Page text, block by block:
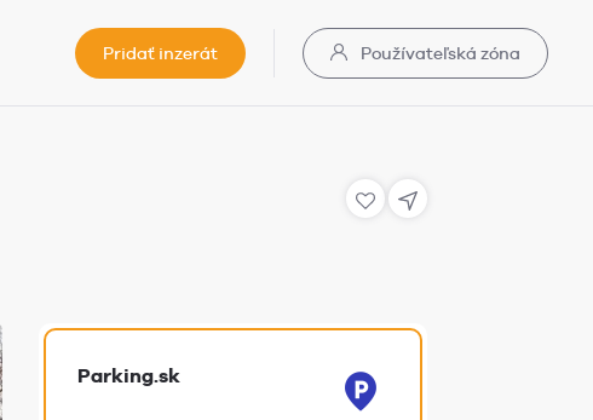
Pridať inzerát Používateľská zóna
Parking.sk